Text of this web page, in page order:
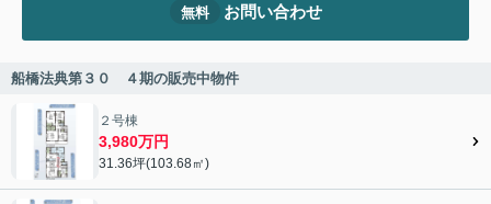
無料 お問い合わせ
船橋法典第３０ ４期の販売中物件
２号棟
3,980万円
31.36坪(103.68㎡)